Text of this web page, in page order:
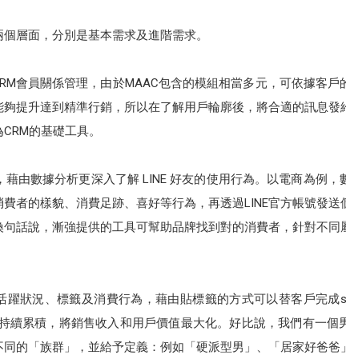
層面，分別是基本需求及進階需求。
會員關係管理，由於MAAC包含的模組相當多元，可依據客戶
提升達到精準行銷，所以在了解用戶輪廓後，將合適的訊息發
的基礎工具。
由數據分析更深入了解 LINE 好友的使用行為。以電商為例，
者的樣貌、消費足跡、喜好等行為，再透過LINE官方帳號發送
話說，漸強提供的工具可幫助品牌找到對的消費者，針對不同
躍狀況、標籤及消費行為，藉由貼標籤的方式可以替客戶完成
續累積，將銷售收入和用戶價值最大化。好比說，我們有一個
的「族群」，並給予定義：例如「硬派型男」、「居家好爸爸